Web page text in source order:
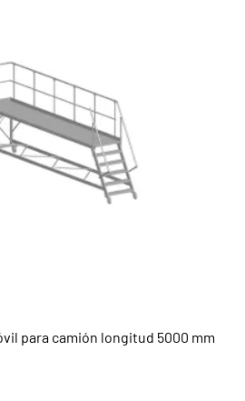
para camión longitud 5000 mm